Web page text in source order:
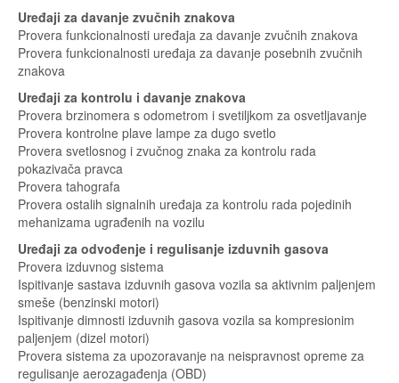
Uređaji za davanje zvučnih znakova
Provera funkcionalnosti uređaja za davanje zvučnih znakova
Provera funkcionalnosti uređaja za davanje posebnih zvučnih
znakova
Uređaji za kontrolu i davanje znakova
Provera brzinomera s odometrom i svetiljkom za osvetljavanje
Provera kontrolne plave lampe za dugo svetlo
Provera svetlosnog i zvučnog znaka za kontrolu rada
pokazivača pravca
Provera tahografa
Provera ostalih signalnih uređaja za kontrolu rada pojedinih
mehanizama ugrađenih na vozilu
Uređaji za odvođenje i regulisanje izduvnih gasova
Provera izduvnog sistema
Ispitivanje sastava izduvnih gasova vozila sa aktivnim paljenjem
smeše (benzinski motori)
Ispitivanje dimnosti izduvnih gasova vozila sa kompresionim
paljenjem (dizel motori)
Provera sistema za upozoravanje na neispravnost opreme za
regulisanje aerozagađenja (OBD)